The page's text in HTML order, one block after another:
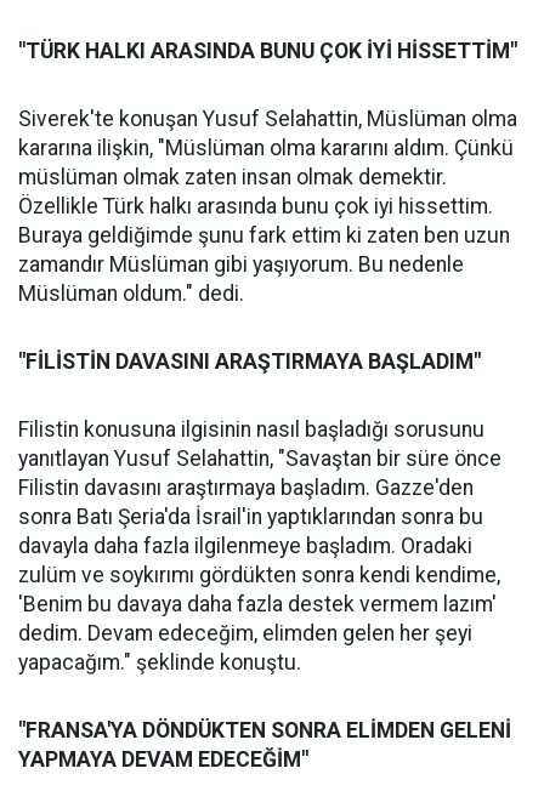
"TÜRK HALKI ARASINDA BUNU ÇOK İYİ HİSSETTİM"
Siverek'te konuşan Yusuf Selahattin, Müslüman olma
kararına ilişkin, "Müslüman olma kararını aldım. Çünkü
müslüman olmak zaten insan olmak demektir.
Özellikle Türk halkı arasında bunu çok iyi hissettim.
Buraya geldiğimde şunu fark ettim ki zaten ben uzun
zamandır Müslüman gibi yaşıyorum. Bu nedenle
Müslüman oldum." dedi.
"FİLİSTİN DAVASINI ARAŞTIRMAYA BAŞLADIM"
Filistin konusuna ilgisinin nasıl başladığı sorusunu
yanıtlayan Yusuf Selahattin, "Savaştan bir süre önce
Filistin davasını araştırmaya başladım. Gazze'den
sonra Batı Şeria'da İsrail'in yaptıklarından sonra bu
davayla daha fazla ilgilenmeye başladım. Oradaki
zulüm ve soykırımı gördükten sonra kendi kendime,
'Benim bu davaya daha fazla destek vermem lazım'
dedim. Devam edeceğim, elimden gelen her şeyi
yapacağım." şeklinde konuştu.
"FRANSA'YA DÖNDÜKTEN SONRA ELİMDEN GELENİ
YAPMAYA DEVAM EDECEĞİM"